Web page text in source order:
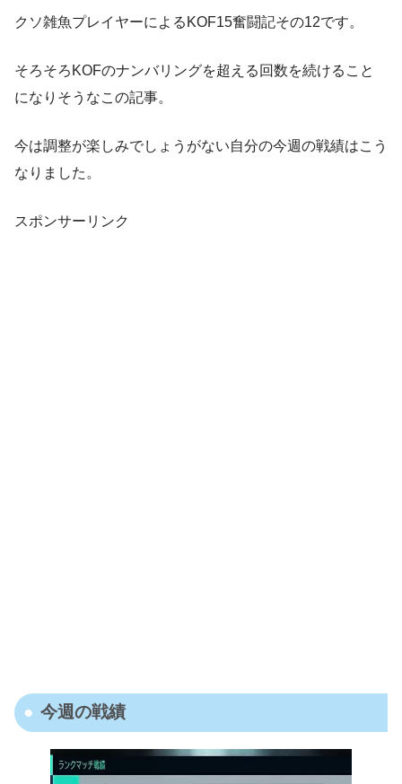
クソ雑魚プレイヤーによるKOF15奮闘記その12です。
そろそろKOFのナンバリングを超える回数を続けること
になりそうなこの記事。
今は調整が楽しみでしょうがない自分の今週の戦績はこう
なりました。
スポンサーリンク
今週の戦績